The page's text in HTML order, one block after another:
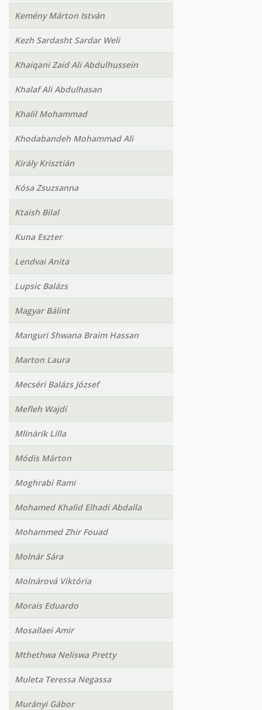
Kemény Márton István
Kezh Sardasht Sardar Weli
Khaiqani Zaid Ali Abdulhussein
Khalaf Ali Abdulhasan
Khalil Mohammad
Khodabandeh Mohammad Ali
Király Krisztián
Kósa Zsuzsanna
Ktaish Bilal
Kuna Eszter
Lendvai Anita
Lupsic Balázs
Magyar Bálint
Manguri Shwana Braim Hassan
Marton Laura
Mecséri Balázs József
Mefleh Wajdi
Mlinárik Lilla
Módis Márton
Moghrabi Rami
Mohamed Khalid Elhadi Abdalla
Mohammed Zhir Fouad
Molnár Sára
Molnárová Viktória
Morais Eduardo
Mosallaei Amir
Mthethwa Neliswa Pretty
Muleta Teressa Negassa
Murányi Gábor